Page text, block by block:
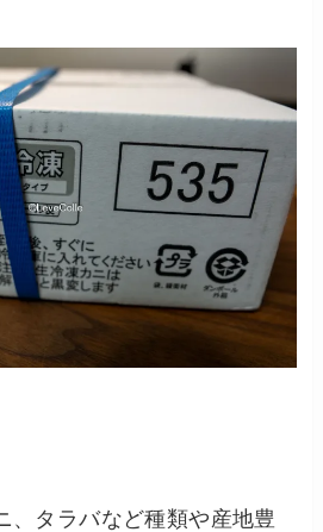
、タラバなど種類や産地豊